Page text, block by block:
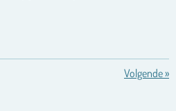
Volgende»